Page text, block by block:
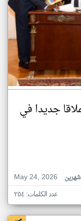
جديدا في
May 24, 2026
عدد الكلمات: ٢٥٤